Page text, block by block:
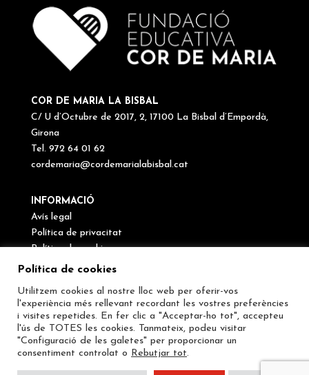
COR DE MARIA LA BISBAL
C/ U d’Octubre de 2017, 2, 17100 La Bisbal d’Empordà,
Girona
Tel. 972 64 01 62
cordemaria@cordemarialabisbal.cat
INFORMACIÓ
Avís legal
Política de privacitat
Política de cookies
Canal de denúncies
SEGUEIX-NOS
Política de cookies
Utilitzem cookies al nostre lloc web per oferir-vos
l'experiència més rellevant recordant les vostres preferències
i visites repetides. En fer clic a "Acceptar-ho tot", accepteu
l'ús de TOTES les cookies. Tanmateix, podeu visitar
"Configuració de les galetes" per proporcionar un
consentiment controlat o Rebutjar tot.